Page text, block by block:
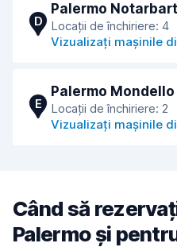
D
Palermo
Locații de închiriere: 4
Vizualizați mașinile
E
Palermo Mondello
Locații de închiriere: 2
Vizualizați mașinile
Când să
Palermo și